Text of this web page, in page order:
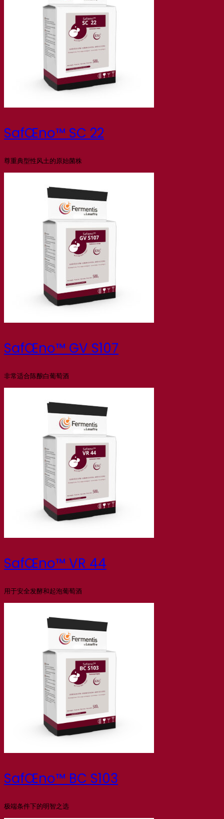
SafŒno™ SC 22
尊重典型性风土的原始菌株
SafŒno™ GV S107
非常适合陈酿白葡萄酒
SafŒno™ VR 44
用于安全发酵和起泡葡萄酒
SafŒno™ BC S103
极端条件下的明智之选